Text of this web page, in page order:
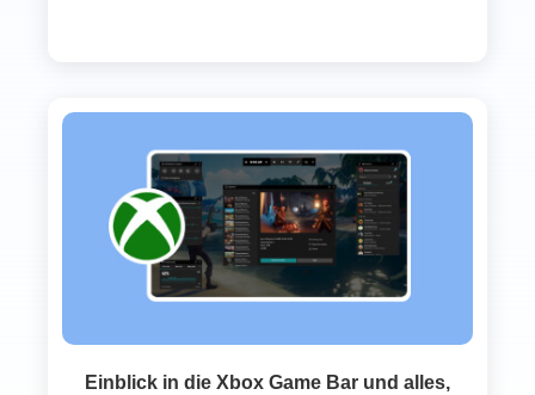
Einblick in die Xbox Game Bar und alles,